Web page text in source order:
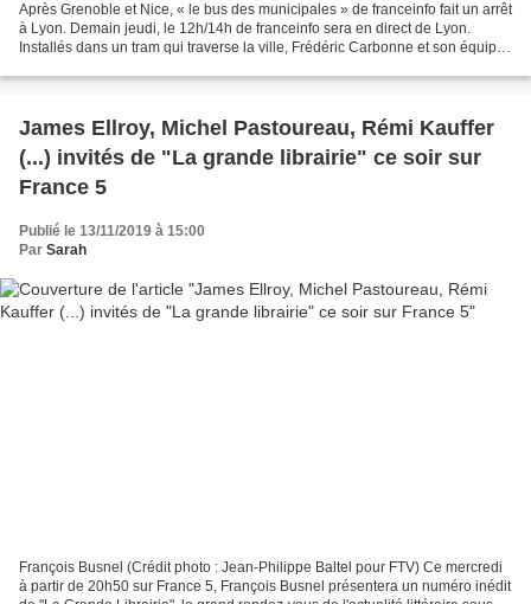
Après Grenoble et Nice, « le bus des municipales » de franceinfo fait un arrêt
à Lyon. Demain jeudi, le 12h/14h de franceinfo sera en direct de Lyon.
Installés dans un tram qui traverse la ville, Frédéric Carbonne et son équipe
James Ellroy, Michel Pastoureau, Rémi Kauffer
(...) invités de "La grande librairie" ce soir sur
France 5
Publié le 13/11/2019 à 15:00
Par Sarah
François Busnel (Crédit photo : Jean-Philippe Baltel pour FTV) Ce mercredi
à partir de 20h50 sur France 5, François Busnel présentera un numéro inédit